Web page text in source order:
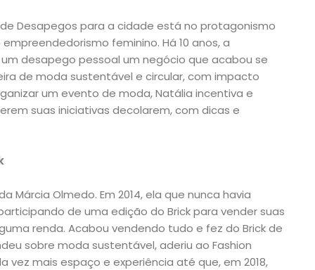
Desapegos para a cidade está no protagonismo
feminino. Há 10 anos, a
desapego pessoal um negócio que acabou se
de moda sustentável e circular, com impacto
um evento de moda, Natália incentiva e
suas iniciativas decolarem, com dicas e
Márcia Olmedo. Em 2014, ela que nunca havia
de uma edição do Brick para vender suas
renda. Acabou vendendo tudo e fez do Brick de
sobre moda sustentável, aderiu ao Fashion
vez mais espaço e experiência até que, em 2018,